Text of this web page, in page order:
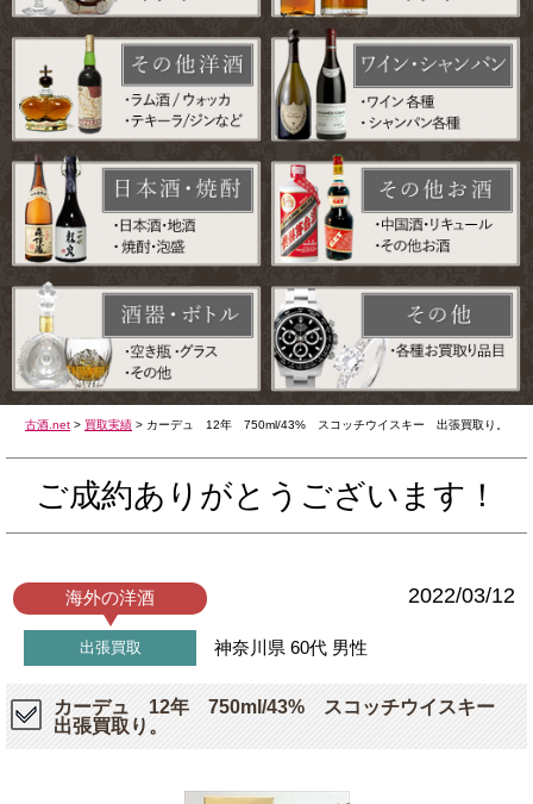
古酒.net > 買取実績 > カーデュ 12年 750ml/43% スコッチウイスキー 出張買取り。
ご成約ありがとうございます！
海外の洋酒 2022/03/12
出張買取 神奈川県 60代 男性
カーデュ 12年 750ml/43% スコッチウイスキー
出張買取り。